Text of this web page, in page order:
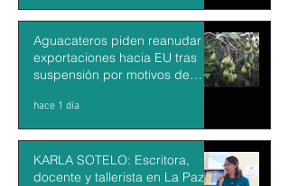
Aguacateros piden reanudar
exportaciones hacia EU tras
suspensión por motivos de
hace 1 día
KARLA SOTELO: Escritora,
docente y tallerista en La Paz